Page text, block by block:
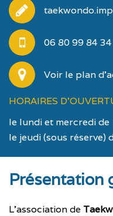
06 80 99 84 34
Voir le plan
HORAIRES
le lundi et mercredi
le jeudi (sous réserve)
Présentation
L’association de